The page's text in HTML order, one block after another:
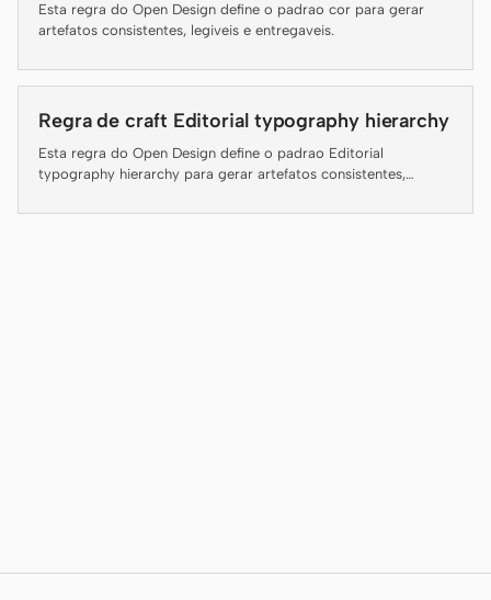
Trae CLI
Aider
Antigravity
DeepSeek Reasonix
Esta regra do Open Design define o padrao cor para gerar
artefatos consistentes, legiveis e entregaveis.
Regra de craft Editorial typography hierarchy
Esta regra do Open Design define o padrao Editorial
typography hierarchy para gerar artefatos consistentes,